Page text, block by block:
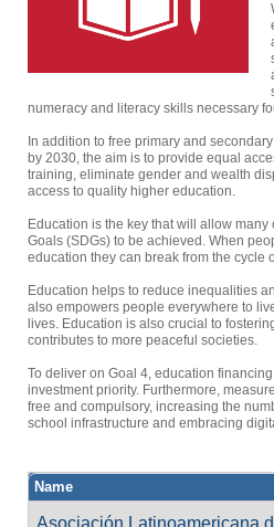
numeracy and literacy skills necessary
In addition to free primary and
by 2030, the aim is to provide equal
training, eliminate gender and wealth
access to quality higher education.
Education is the key that will allow
Goals (SDGs) to be achieved. When
education they can break from the cycle
Education helps to reduce inequalities
also empowers people everywhere to
lives. Education is also crucial to
contributes to more peaceful societies.
To deliver on Goal 4, education
investment priority. Furthermore,
free and compulsory, increasing the
school infrastructure and embracing
Name
Asociación Latinoamericana